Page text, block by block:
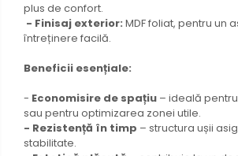
plus de confort.
- Finisaj exterior: MDF foliat, pentru un
întreținere facilă.
Beneficii esențiale:
- Economisire de spațiu – ideală
sau pentru optimizarea zonei utile.
- Rezistență în timp – structura ușii
stabilitate.